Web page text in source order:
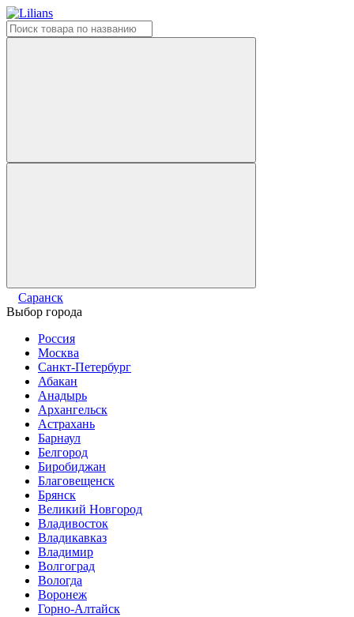
Саранск
Выбор города
Россия
Москва
Санкт-Петербург
Абакан
Анадырь
Архангельск
Астрахань
Барнаул
Белгород
Биробиджан
Благовещенск
Брянск
Великий Новгород
Владивосток
Владикавказ
Владимир
Волгоград
Вологда
Воронеж
Горно-Алтайск